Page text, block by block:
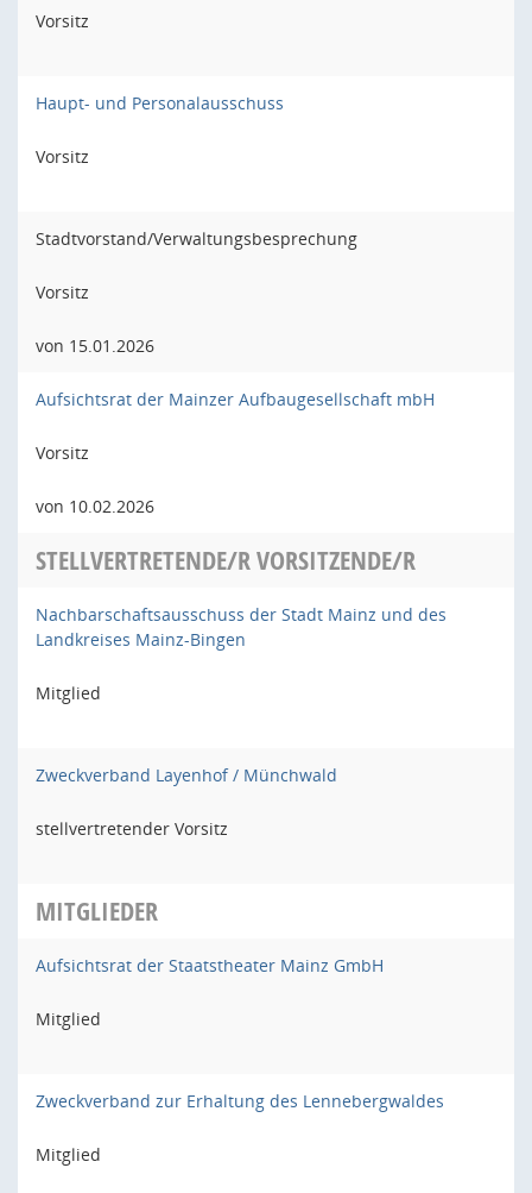
Vorsitz
Haupt- und Personalausschuss
Vorsitz
Stadtvorstand/Verwaltungsbesprechung
Vorsitz
von 15.01.2026
Aufsichtsrat der Mainzer Aufbaugesellschaft mbH
Vorsitz
von 10.02.2026
STELLVERTRETENDE/R VORSITZENDE/R
Nachbarschaftsausschuss der Stadt Mainz und des
Landkreises Mainz-Bingen
Mitglied
Zweckverband Layenhof / Münchwald
stellvertretender Vorsitz
MITGLIEDER
Aufsichtsrat der Staatstheater Mainz GmbH
Mitglied
Zweckverband zur Erhaltung des Lennebergwaldes
Mitglied